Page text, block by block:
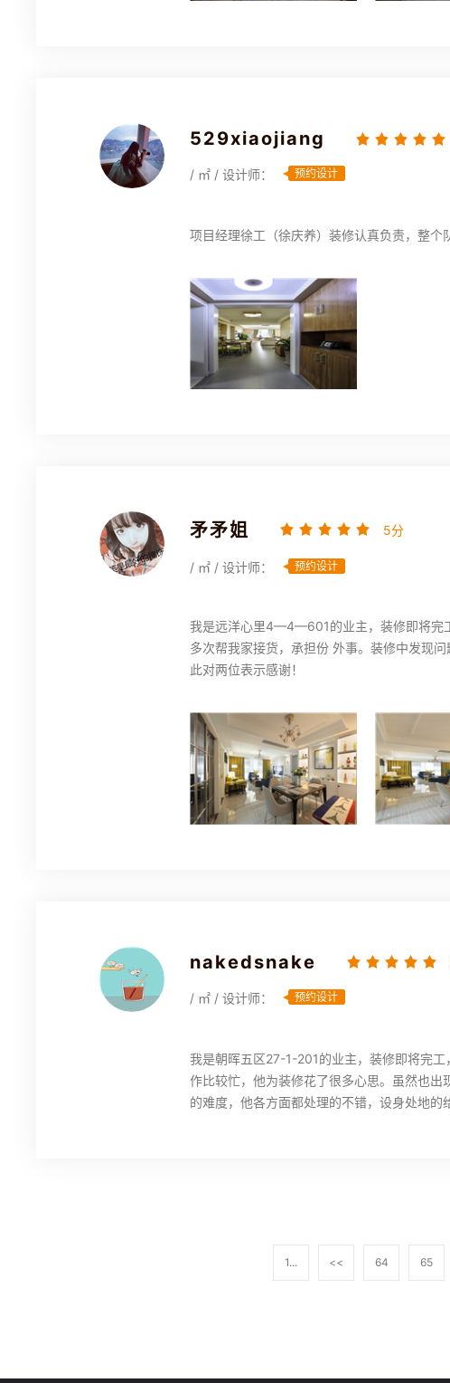
529xiaojiang
/ ㎡ / 设计师： 预约设计
项目经理徐工（徐庆养）装修认真负责，整个
矛矛姐 5分
/ ㎡ / 设计师： 预约设计
我是远洋心里4—4—601的业主，装修即将完
多次帮我家接货，承担份 外事。装修中发现
此对两位表示感谢！
nakedsnake
/ ㎡ / 设计师： 预约设计
我是朝晖五区27-1-201的业主，装修即将完
作比较忙，他为装修花了很多心思。虽然也
的难度，他各方面都处理的不错，设身处地的
1... << 64 65